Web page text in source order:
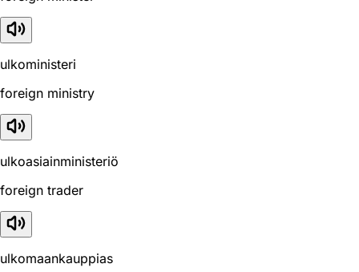
ulkoministeri
foreign ministry
ulkoasiainministeriö
foreign trader
ulkomaankauppias